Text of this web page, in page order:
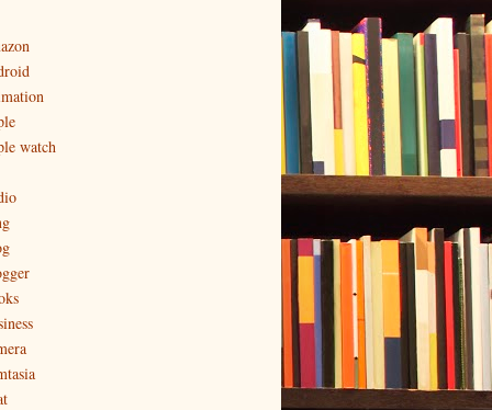
watch